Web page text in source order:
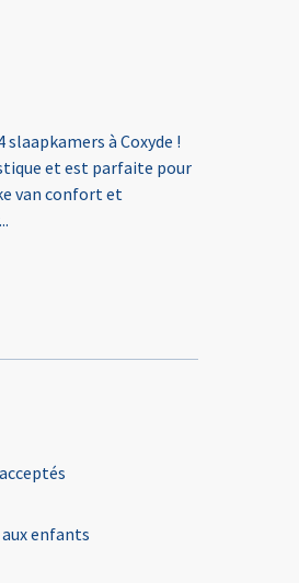
à Coxyde !
et est parfaite pour
van confort et
...
enfants